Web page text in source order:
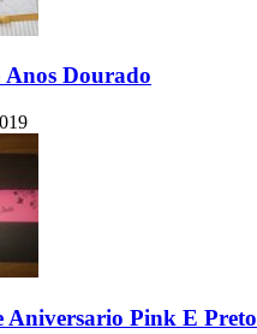
Anos Dourado
Aniversario Pink E Preto